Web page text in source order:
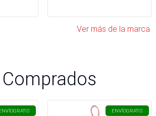
Ver más de la marca
GRATIS ENVÍOGRATIS